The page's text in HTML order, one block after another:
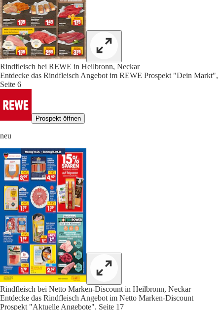
Rindfleisch bei REWE in Heilbronn, Neckar
Entdecke das Rindfleisch Angebot im REWE Prospekt "Dein Markt",
Seite 6
Prospekt öffnen
neu
Rindfleisch bei Netto Marken-Discount in Heilbronn, Neckar
Entdecke das Rindfleisch Angebot im Netto Marken-Discount
Prospekt "Aktuelle Angebote", Seite 17